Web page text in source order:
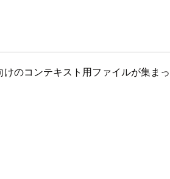
のコンテキスト用ファイルが集まっ